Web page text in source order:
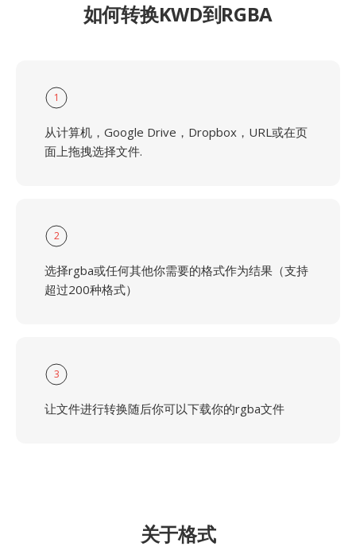
如何转换KWD到RGBA
1
从计算机，Google Drive，Dropbox，URL或在页
面上拖拽选择文件.
2
选择rgba或任何其他你需要的格式作为结果（支持
超过200种格式）
3
让文件进行转换随后你可以下载你的rgba文件
关于格式